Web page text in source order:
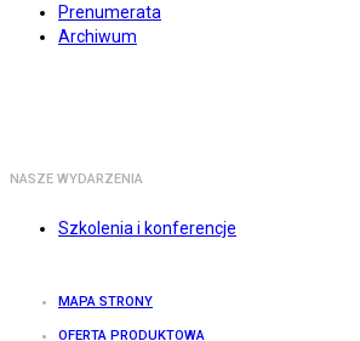
Prenumerata
Archiwum
NASZE WYDARZENIA
Szkolenia i konferencje
MAPA STRONY
OFERTA PRODUKTOWA